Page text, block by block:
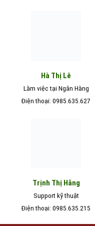
Hà Thị Lê
Làm việc tại Ngân Hàng
Điện thoại: 0985.635.627
Trịnh Thị Hằng
Support kỹ thuật
Điện thoại: 0985.635.215